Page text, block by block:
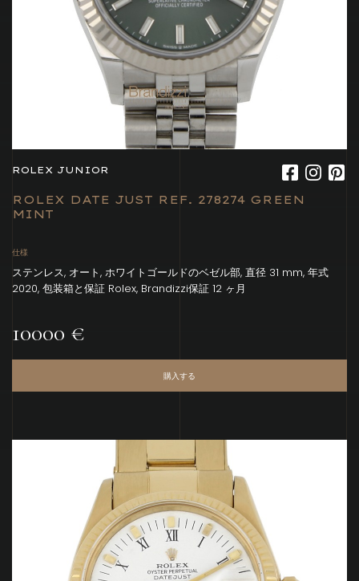
ROLEX JUNIOR
ROLEX DATE JUST REF. 278274 GREEN
MINT
仕様
ステンレス, オート, ホワイトゴールドのベゼル部, 直径 31 mm, 年式
2020, 包装箱と保証 Rolex, Brandizzi保証 12 ヶ月
10000 €
購入する